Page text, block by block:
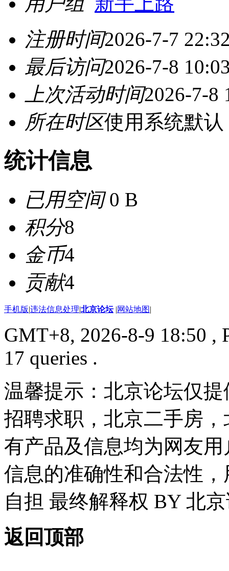
注册时间2026-7-7
最后访问2026-7-8
上次活动时间2026-7-8
所在时区使用系统默认
统计信息
已用空间0 B
积分8
金币4
贡献4
手机版|违法信息处理|北京论坛 |网站地图|
GMT+8, 2026-8-9 18:50 ,
17 queries .
温馨提示：北京论坛仅
招聘求职，北京二手房
有产品及信息均为网友
信息的准确性和合法性
自担 最终解释权 BY 北
返回顶部